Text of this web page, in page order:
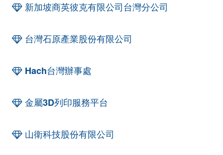
新加坡商英彼克有限公司台灣分公司
台灣石原產業股份有限公司
Hach台灣辦事處
金屬3D列印服務平台
山衛科技股份有限公司